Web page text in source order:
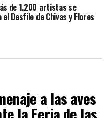
de 1.200 artistas se
Desfile de Chivas y Flores
a las aves